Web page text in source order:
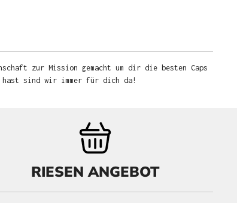
zur Mission gemacht um dir die besten Caps
hast sind wir immer für dich da!
RIESEN ANGEBOT